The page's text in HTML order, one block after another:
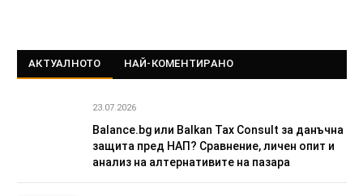
АКТУАЛНОТО НАЙ-КОМЕНТИРАНО
23.07.2026
Balance.bg или Balkan Tax Consult за данъчна
защита пред НАП? Сравнение, личен опит и
анализ на алтернативите на пазара